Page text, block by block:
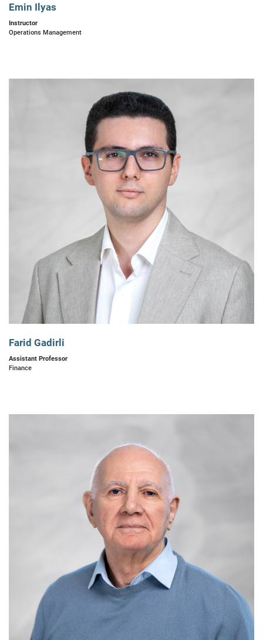
Emin Ilyas
Instructor
Operations Management
Farid Gadirli
Assistant Professor
Finance